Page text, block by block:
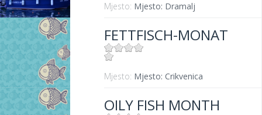
Mjesto: Mjesto: Dramalj
FETTFISCH-MONAT
Mjesto: Mjesto: Crikvenica
OILY FISH MONTH